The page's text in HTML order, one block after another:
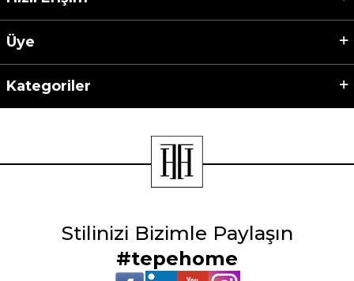
Üye
Kategoriler
Stilinizi Bizimle Paylaşın
#tepehome